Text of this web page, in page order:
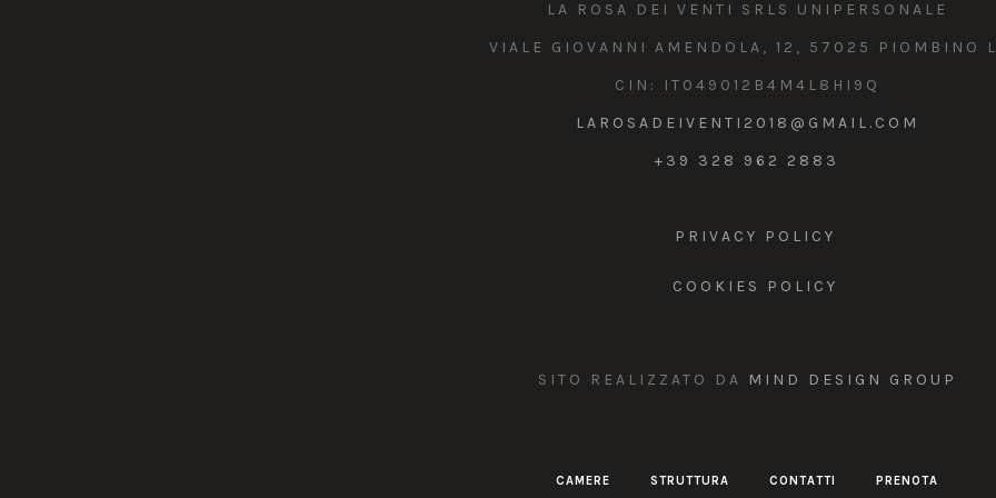
LA ROSA DEI VENTI SRLS UNIPERSONALE
VIALE GIOVANNI AMENDOLA, 12, 57025 PIOMBINO
CIN: IT049012B4M4L8HI9Q
LAROSADEIVENTI2018@GMAIL.COM
+39 328 962 2883
PRIVACY POLICY
COOKIES POLICY
SITO REALIZZATO DA MIND DESIGN GROUP
CAMERE STRUTTURA CONTATTI PRENOTA